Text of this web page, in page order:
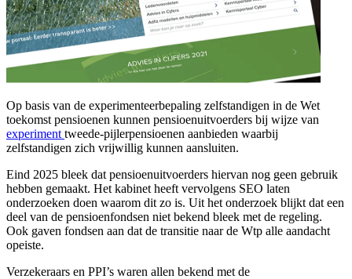
Op basis van de experimenteerbepaling zelfstandigen in de Wet
toekomst pensioenen kunnen pensioenuitvoerders bij wijze van
experiment tweede-pijlerpensioenen aanbieden waarbij
zelfstandigen zich vrijwillig kunnen aansluiten.
Eind 2025 bleek dat pensioenuitvoerders hiervan nog geen gebruik
hebben gemaakt. Het kabinet heeft vervolgens SEO laten
onderzoeken doen waarom dit zo is. Uit het onderzoek blijkt dat een
deel van de pensioenfondsen niet bekend bleek met de regeling.
Ook gaven fondsen aan dat de transitie naar de Wtp alle aandacht
opeiste.
Verzekeraars en PPI’s waren allen bekend met de